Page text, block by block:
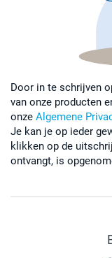
Door in te schrijven
van onze producten
onze Algemene
Je kan je op ieder
klikken op de
ontvangt, is